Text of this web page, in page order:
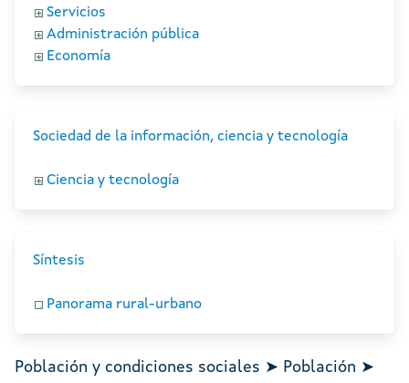
Servicios
Administración pública
Economía
Sociedad de la información, ciencia y tecnología
Ciencia y tecnología
Síntesis
Panorama rural-urbano
Población y condiciones sociales ➤ Población ➤